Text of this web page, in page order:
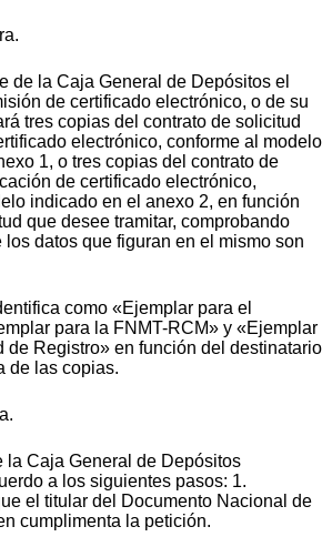
de la Caja General de Depósitos el
de certificado electrónico, o de su
tres copias del contrato de solicitud
electrónico, conforme al modelo
1, o tres copias del contrato de
de certificado electrónico,
indicado en el anexo 2, en función
que desee tramitar, comprobando
los datos que figuran en el mismo son
como «Ejemplar para el
para la FNMT-RCM» y «Ejemplar
de Registro» en función del destinatario
de las copias.
la Caja General de Depósitos
a los siguientes pasos: 1.
el titular del Documento Nacional de
cumplimenta la petición.